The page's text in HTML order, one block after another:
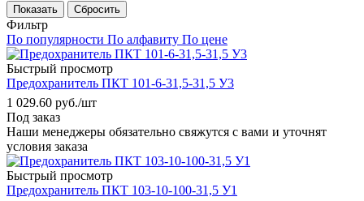
Показать Сбросить
Фильтр
По популярности По алфавиту По цене
Быстрый просмотр
Предохранитель ПКТ 101-6-31,5-31,5 У3
1 029.60 руб./шт
Под заказ
Наши менеджеры обязательно свяжутся с вами и уточнят
условия заказа
Быстрый просмотр
Предохранитель ПКТ 103-10-100-31,5 У1